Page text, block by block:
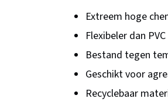
Extreem hoge
Flexibeler dan
Bestand tegen
Geschikt voor
Recyclebaar